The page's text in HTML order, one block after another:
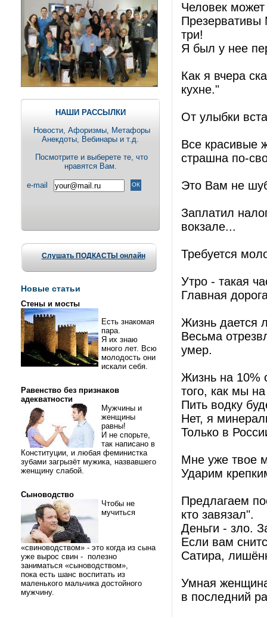
НАШИ РАССЫЛКИ
Новости, Aфоризмы, Метафоры
Анекдоты, Вебинары и т.д.
Посмотрите и выберете те, что
нравятся Вам.
e-mail
Слушать ПОДКАСТЫ онлайн
Новые статьи
Стены и мосты
Есть знакомая
пара.
Я их знаю
много лет. Всю
молодость они
искали себя.
Равенство без признаков
адекватности
Мужчины и
женщины
равны!
И не спорьте,
так написано в
Конституции, и любая феминистка
зубами загрызёт мужика, назвавшего
женщину слабой.
Сыноводство
Чтобы не
мучиться
«свиноводством» - это когда из сына
уже вырос свин - полезно
заниматься «сыноводством»,
пока есть шанс воспитать из
маленького мальчика достойного
мужчину.
Человек может
Презервативы
три!
Я был у нее
Как я вчера
кухне."
От улыбки
Все красивые
страшна по-
Это Вам не
Заплатил
вокзале...
Требуется
Утро - такая
Главная
Жизнь дается
Весьма
умер.
Жизнь на 10%
того, как мы
Пить водку
Нет, я
Только в
Мне уже твое
Ударим
Предлагаем
кто завязал".
Деньги - зло.
Если вам
Сатира,
Умная
в последний